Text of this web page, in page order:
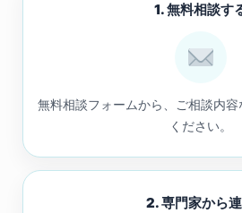
1. 無料相談す
無料相談フォームから、ご相談内
ください。
2. 専門家から